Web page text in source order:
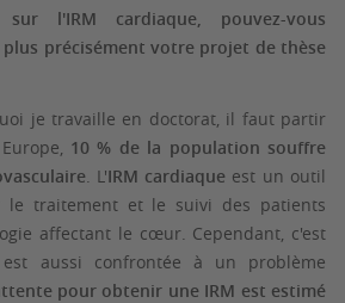
l'IRM cardiaque, pouvez-vous
précisément votre projet de thèse
je travaille en doctorat, il faut partir
10 % de la population souffre
. L'IRM cardiaque est un outil
le traitement et le suivi des patients
affectant le cœur. Cependant, c'est
aussi confrontée à un problème
pour obtenir une IRM est estimé